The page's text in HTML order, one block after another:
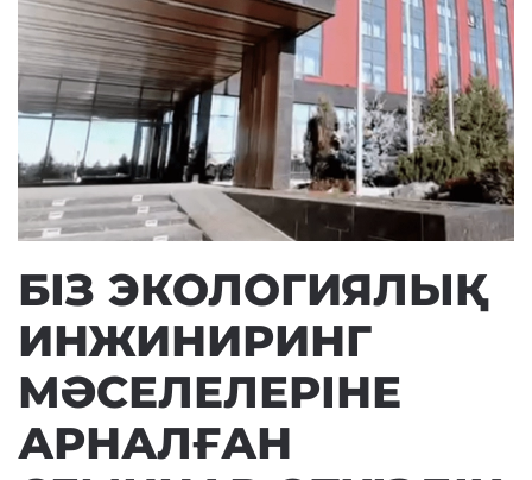
БІЗ ЭКОЛОГИЯЛЫҚ
ИНЖИНИРИНГ
МӘСЕЛЕЛЕРІНЕ
АРНАЛҒАН